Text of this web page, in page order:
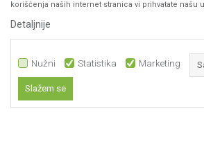
korišćenja naših internet stranica vi prihvatate našu
Detaljnije
Nužni Statistika Marketing
Slažem se